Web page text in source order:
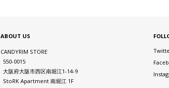
ABOUT US
CANDYRIM STORE
550-0015
大阪府大阪市西区南堀江1-14-9
StoRK Apartment 南堀江 1F